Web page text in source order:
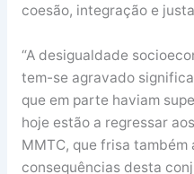
coesão, integração e
“A desigualdade
tem-se agravado
que em parte haviam
hoje estão a regressar
MMTC, que frisa também
consequências desta